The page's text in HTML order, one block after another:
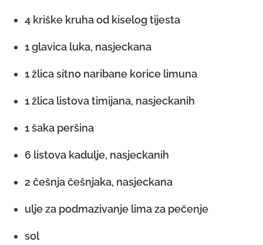
4 kriške kruha od kiselog tijesta
1 glavica luka, nasjeckana
1 žlica sitno naribane korice limuna
1 žlica listova timijana, nasjeckanih
1 šaka peršina
6 listova kadulje, nasjeckanih
2 češnja češnjaka, nasjeckana
ulje za podmazivanje lima za pečenje
sol